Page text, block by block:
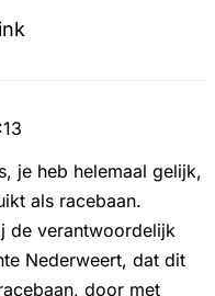
je heb helemaal gelijk,
als racebaan.
de verantwoordelijk
Nederweert, dat dit
door met